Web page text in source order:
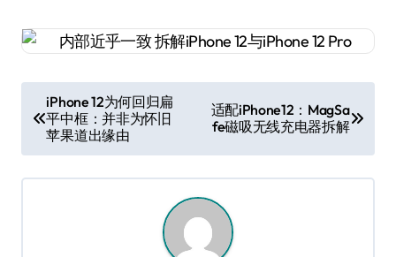
章
导
航
iPhone 12为何回归扁
平中框：并非为怀旧
苹果道出缘由
适配iPhone12：MagSa
fe磁吸无线充电器拆解